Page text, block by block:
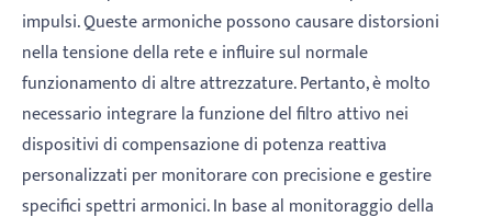
impulsi. Queste armoniche possono causare distorsioni
nella tensione della rete e influire sul normale
funzionamento di altre attrezzature. Pertanto, è molto
necessario integrare la funzione del filtro attivo nei
dispositivi di compensazione di potenza reattiva
personalizzati per monitorare con precisione e gestire
specifici spettri armonici. In base al monitoraggio della